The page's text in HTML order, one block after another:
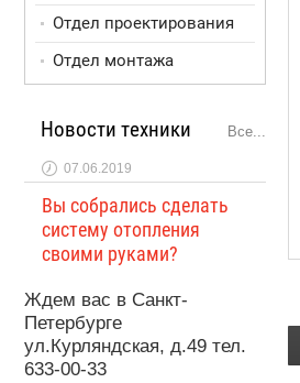
Отдел проектирования
Отдел монтажа
Новости техники Все...
07.06.2019
Вы собрались сделать
систему отопления
своими руками?
Ждем вас в Санкт-
Петербурге
ул.Курляндская, д.49 тел.
633-00-33